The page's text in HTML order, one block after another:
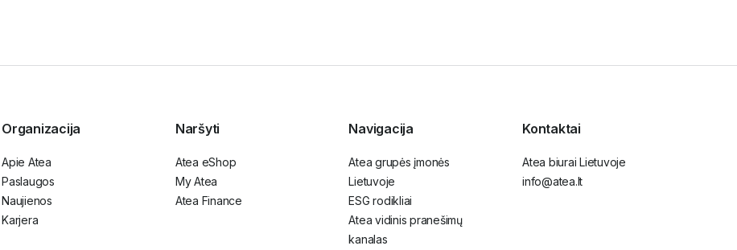
Organizacija
Apie Atea
Paslaugos
Naujienos
Karjera
Naršyti
Atea eShop
My Atea
Atea Finance
Navigacija
Atea grupės įmonės
Lietuvoje
ESG rodikliai
Atea vidinis pranešimų
kanalas
Kontaktai
Atea biurai Lietuvoje
info@atea.lt